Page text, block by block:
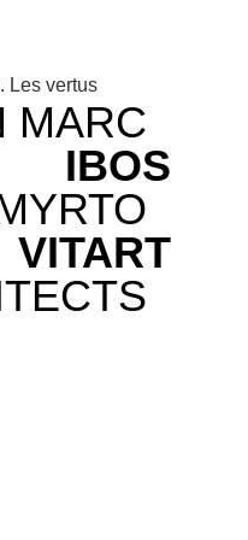
MARC
IBOS
VITART
Les vertus